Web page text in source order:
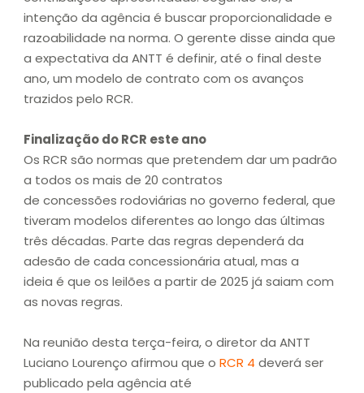
intenção da agência é buscar proporcionalidade e
razoabilidade na norma. O gerente disse ainda que
a expectativa da ANTT é definir, até o final deste
ano, um modelo de contrato com os avanços
trazidos pelo RCR.
Finalização do RCR este ano
Os RCR são normas que pretendem dar um padrão
a todos os mais de 20 contratos
de concessões rodoviárias no governo federal, que
tiveram modelos diferentes ao longo das últimas
três décadas. Parte das regras dependerá da
adesão de cada concessionária atual, mas a
ideia é que os leilões a partir de 2025 já saiam com
as novas regras.
Na reunião desta terça-feira, o diretor da ANTT
Luciano Lourenço afirmou que o RCR 4 deverá ser
publicado pela agência até